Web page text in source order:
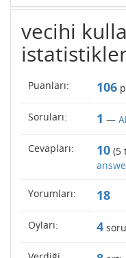
vecihi
Puanları: 106
Soruları: 1 —
Cevapları: 10 (5
Yorumları: 18
Oyları: 4